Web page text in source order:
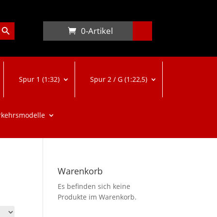
Button
0-Artikel
Spur 1 (1:32) Spur 2 / G (1:22,5)
Warenkorb
Es befinden sich keine
Produkte im Warenkorb.